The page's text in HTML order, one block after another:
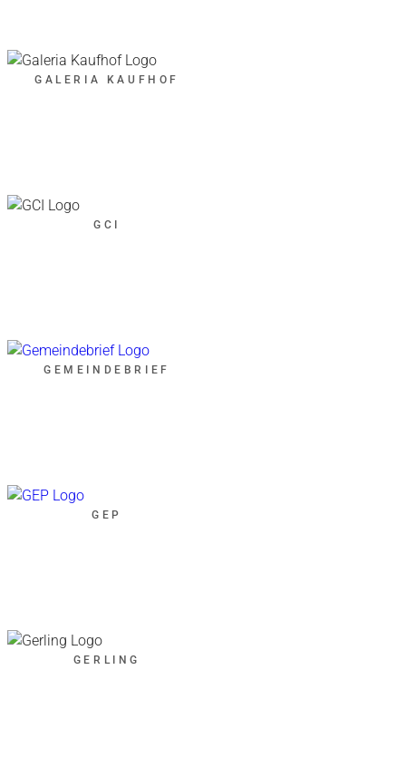
GALERIA KAUFHOF
GCI
GEMEINDEBRIEF
GEP
GERLING